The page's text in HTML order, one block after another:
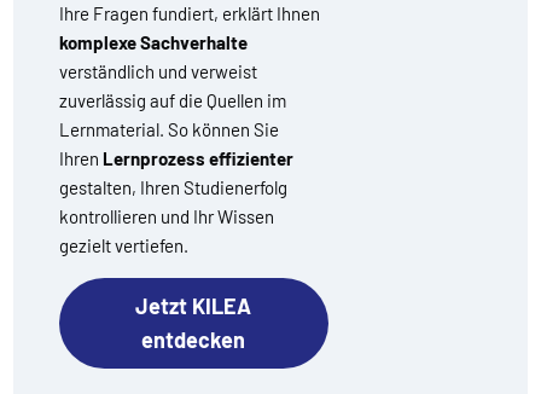
Ihre Fragen fundiert, erklärt Ihnen
komplexe Sachverhalte
verständlich und verweist
zuverlässig auf die Quellen im
Lernmaterial. So können Sie
Ihren Lernprozess effizienter
gestalten, Ihren Studienerfolg
kontrollieren und Ihr Wissen
gezielt vertiefen.
Jetzt KILEA
entdecken